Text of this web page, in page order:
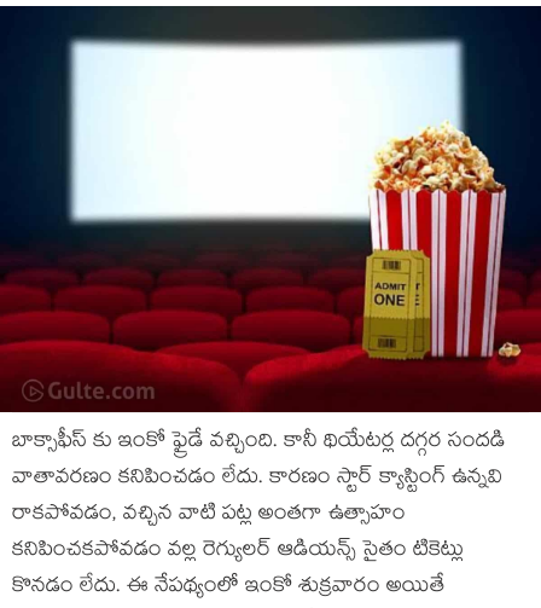
బాక్సాఫీస్ కు ఇంకో ఫ్రైడే వచ్చింది. కానీ థియేటర్ల దగ్గర సందడి
వాతావరణం కనిపించడం లేదు. కారణం స్టార్ క్యాస్టింగ్ ఉన్నవి
రాకపోవడం, వచ్చిన వాటి పట్ల అంతగా ఉత్సాహం
కనిపించకపోవడం వల్ల రెగ్యులర్ ఆడియన్స్ సైతం టికెట్లు
కొనడం లేదు. ఈ నేపథ్యంలో ఇంకో శుక్రవారం అయితే